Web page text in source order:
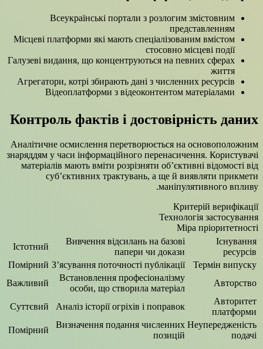
Всеукраїнські портали з розлогим змістовним
представленням
Місцеві платформи які мають спеціалізованим вмістом
стосовно місцеві події
Галузеві видання, що концентруються на певних сферах
життя
Агрегатори, котрі збирають дані з численних ресурсів
Відеоплатформи з відеоконтентом матеріалами
Контроль фактів і достовірність даних
Аналітичне осмислення перетворюється на основоположним
знаряддям у часи інформаційного перенасичення. Користувачі
матеріалів мають вміти розрізняти об’єктивні відомості від
суб’єктивних трактувань, а ще й виявляти прикмети
маніпулятивного впливу.
Критерій верифікації
Технологія застосування
Міра пріоритетності
Існування
ресурсів
Вивчення відсилань на базові
папери чи докази
Істотний
Термін випуску
З’ясування поточності публікації
Помірний
Авторство
Встановлення професіоналізму
особи, що створила матеріал
Важливий
Авторитет
платформи
Аналіз історії огріхів і поправок
Суттєвий
Неупередженість
подачі
Визначення подання численних
позицій
Помірний